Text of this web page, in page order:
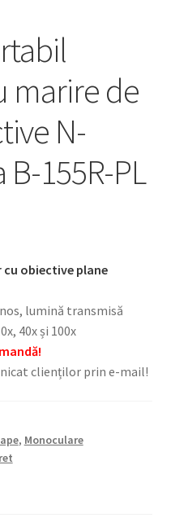
marire de
N-
B-155R-PL
obiective plane
lumină transmisă
40x și 100x
clienților prin e-mail!
, Monoculare